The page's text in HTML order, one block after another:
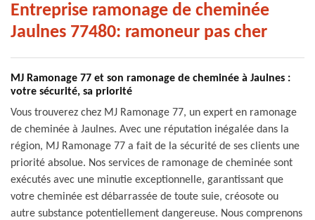
Entreprise ramonage de cheminée
Jaulnes 77480: ramoneur pas cher
MJ Ramonage 77 et son ramonage de cheminée à Jaulnes :
votre sécurité, sa priorité
Vous trouverez chez MJ Ramonage 77, un expert en ramonage
de cheminée à Jaulnes. Avec une réputation inégalée dans la
région, MJ Ramonage 77 a fait de la sécurité de ses clients une
priorité absolue. Nos services de ramonage de cheminée sont
exécutés avec une minutie exceptionnelle, garantissant que
votre cheminée est débarrassée de toute suie, créosote ou
autre substance potentiellement dangereuse. Nous comprenons